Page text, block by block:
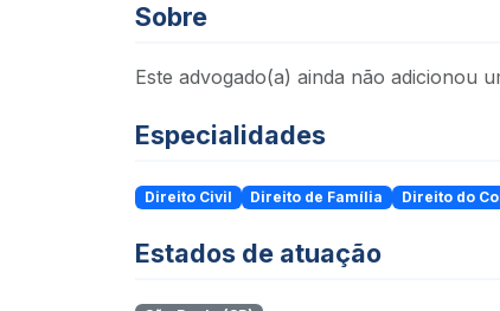
Sobre
Este advogado(a) ainda não adicionou
Especialidades
Direito Civil Direito de Família Direito do
Estados de atuação